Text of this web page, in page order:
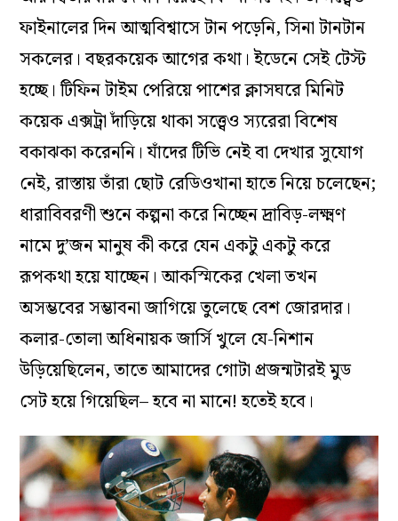
ফাইনালের দিন আত্মবিশ্বাসে টান পড়েনি, সিনা টানটান
সকলের। বছরকয়েক আগের কথা। ইডেনে সেই টেস্ট
হচ্ছে। টিফিন টাইম পেরিয়ে পাশের ক্লাসঘরে মিনিট
কয়েক এক্সট্রা দাঁড়িয়ে থাকা সত্ত্বেও স্যরেরা বিশেষ
বকাঝকা করেননি। যাঁদের টিভি নেই বা দেখার সুযোগ
নেই, রাস্তায় তাঁরা ছোট রেডিওখানা হাতে নিয়ে চলেছেন;
ধারাবিবরণী শুনে কল্পনা করে নিচ্ছেন দ্রাবিড়-লক্ষ্মণ
নামে দু’জন মানুষ কী করে যেন একটু একটু করে
রূপকথা হয়ে যাচ্ছেন। আকস্মিকের খেলা তখন
অসম্ভবের সম্ভাবনা জাগিয়ে তুলেছে বেশ জোরদার।
কলার-তোলা অধিনায়ক জার্সি খুলে যে-নিশান
উড়িয়েছিলেন, তাতে আমাদের গোটা প্রজন্মটারই মুড
সেট হয়ে গিয়েছিল– হবে না মানে! হতেই হবে।